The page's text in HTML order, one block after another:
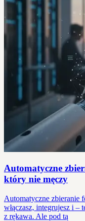
Automatyczne
który nie męczy
Automatyczne zbieranie
włączasz, integrujesz i –
z rękawa. Ale pod tą